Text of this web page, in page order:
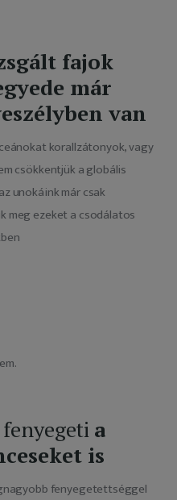
fajok
már
van
korallzátonyok, vagy
csökkentjük a globális
unokáink már csak
meg ezeket a csodálatos
a
is
fenyegetettséggel